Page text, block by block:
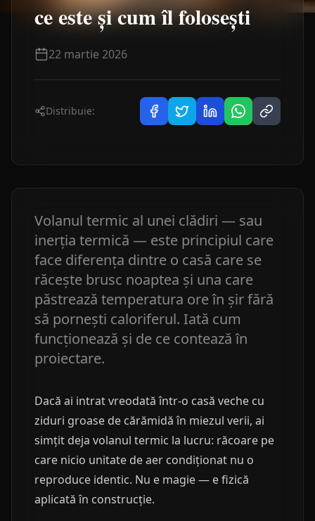
ce este și cum îl folosești
22 martie 2026
Distribuie:
Volanul termic al unei clădiri — sau
inerția termică — este principiul care
face diferența dintre o casă care se
răcește brusc noaptea și una care
păstrează temperatura ore în șir fără
să pornești caloriferul. Iată cum
funcționează și de ce contează în
proiectare.
Dacă ai intrat vreodată într-o casă veche cu
ziduri groase de cărămidă în miezul verii, ai
simțit deja volanul termic la lucru: răcoare pe
care nicio unitate de aer condiționat nu o
reproduce identic. Nu e magie — e fizică
aplicată în construcție.